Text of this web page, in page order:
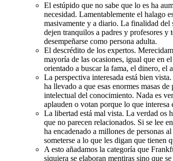
El estúpido que no sabe que lo es ha
necesidad. Lamentablemente el halago
masivamente y a diario. La finalidad del
dejen tranquilos a padres y profesores
desempeñarse como persona adulta.
El descrédito de los expertos.
mayoría de las ocasiones, igual que en
orientado a buscar la fama, el dinero, el
La perspectiva interesada está bien
ha llevado a que esas enormes masas
intelectual del conocimiento. Nada es
aplauden o votan porque lo que interesa
La libertad está mal vista. La verdad os
que no parecen relacionados. Si se lee
ha encadenado a millones de personas
someterse a lo que les digan que tienen
A esto añadamos la categoría que
siquiera se elaboran mentiras sino que